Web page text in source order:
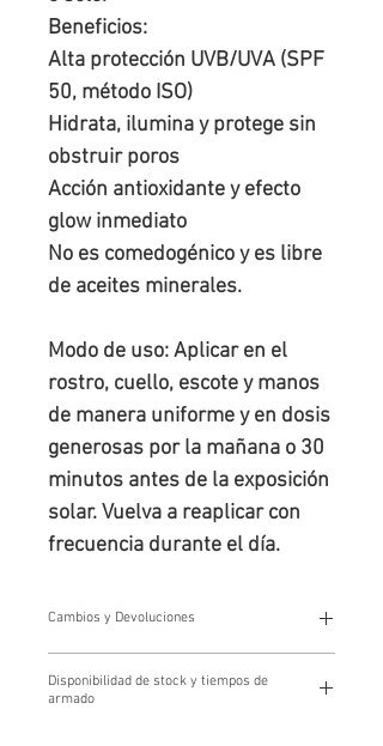
Beneficios:
Alta protección UVB/UVA (SPF
50, método ISO)
Hidrata, ilumina y protege sin
obstruir poros
Acción antioxidante y efecto
glow inmediato
No es comedogénico y es libre
de aceites minerales.
Modo de uso: Aplicar en el
rostro, cuello, escote y manos
de manera uniforme y en dosis
generosas por la mañana o 30
minutos antes de la exposición
solar. Vuelva a reaplicar con
frecuencia durante el día.
Cambios y Devoluciones
Los cambios y devoluciones se gestionan a través de
nuestro Centro de Atención al Cliente escribiendo a
Disponibilidad de stock y tiempos de
armado